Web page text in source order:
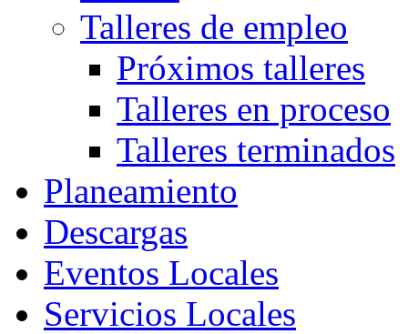
Talleres de empleo
Próximos talleres
Talleres en proceso
Talleres terminados
Planeamiento
Descargas
Eventos Locales
Servicios Locales